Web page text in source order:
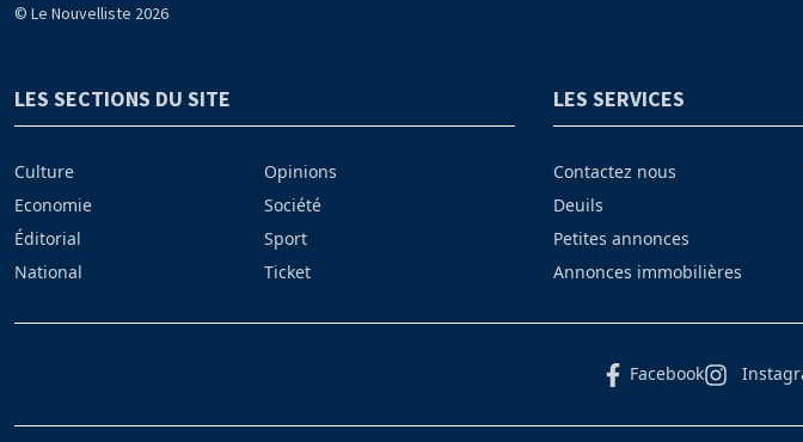
© Le Nouvelliste 2026
LES SECTIONS DU SITE
Culture
Economie
Éditorial
National
Opinions
Société
Sport
Ticket
LES SERVICES
Contactez nous
Deuils
Petites annonces
Annonces immobilières
Facebook